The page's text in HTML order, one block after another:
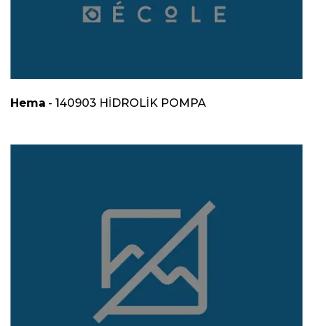
Hema - 140903 HİDROLİK POMPA